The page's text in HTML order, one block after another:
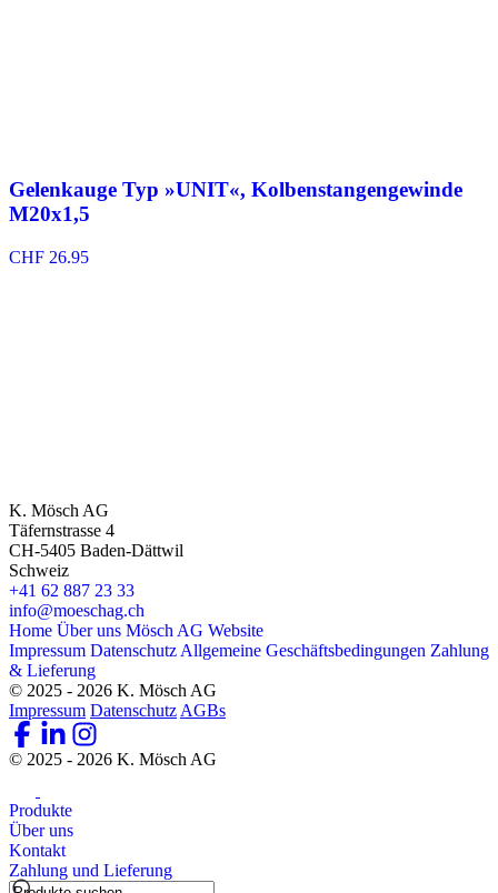
Gelenkauge Typ »UNIT«, Kolbenstangengewinde
M20x1,5
CHF 26.95
K. Mösch AG
Täfernstrasse 4
CH-5405 Baden-Dättwil
Schweiz
+41 62 887 23 33
info@moeschag.ch
Home Über uns Mösch AG Website
Impressum Datenschutz Allgemeine Geschäftsbedingungen Zahlung
& Lieferung
© 2025 - 2026 K. Mösch AG
Impressum Datenschutz AGBs
© 2025 - 2026 K. Mösch AG
Produkte
Über uns
Kontakt
Zahlung und Lieferung